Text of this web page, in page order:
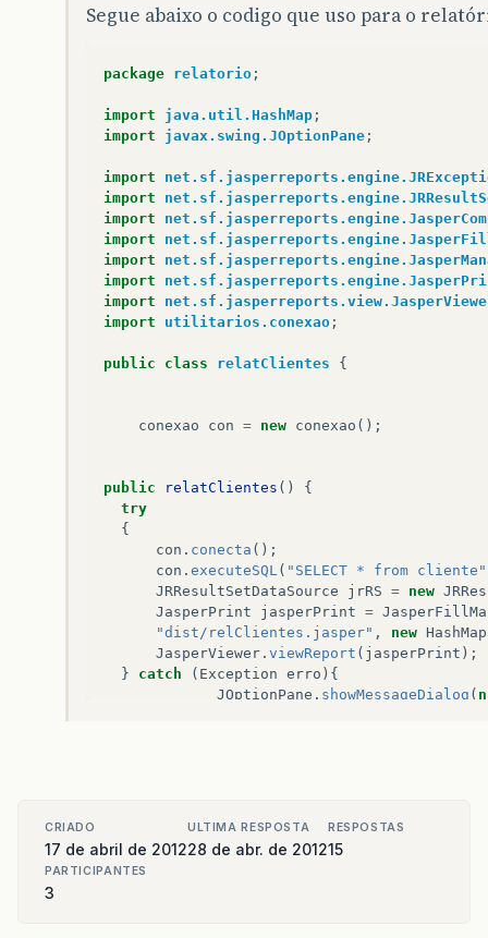
Segue abaixo o codigo que uso para o
package relatorio ;
import java.util.HashMap ;
import
javax.swing.JOptionPane ;
import
import
import
import
import
import
import
import
utilitarios.conexao ;
public class relatClientes {
conexao con = new conexao ();
public relatClientes ()
{
try
{
con . conecta ();
con . executeSQL( "SELECT * from cliente"
JRResultSetDataSource
jrRS = new
JasperPrint
jasperPrint =
"dist/relClientes.jasper" , new HashMap
JasperViewer . viewReport ( jasperPrint );
}
catch ( Exception erro ){
JOptionPane . showMessageDialog (
relatClientes();
}
}
CRIADO
17 de abril de 2012
ULTIMA RESPOSTA
28 de abr. de 2012
RESPOSTAS
15
PARTICIPANTES
3